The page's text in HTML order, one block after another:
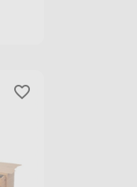
favorite_border